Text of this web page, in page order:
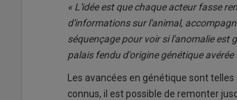
« L'idée est que chaque acteur fasse
d'informations sur l'animal,
séquençage pour voir si l'anomalie est
palais fendu d'origine génétique avérée
Les avancées en génétique sont
connus, il est possible de remonter